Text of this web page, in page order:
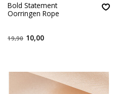
Bold Statement
Oorringen Rope
19,90 10,00